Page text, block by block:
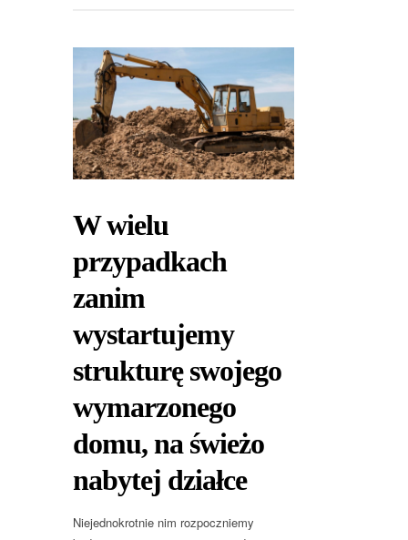
W wielu
przypadkach
zanim
wystartujemy
strukturę swojego
wymarzonego
domu, na świeżo
nabytej działce
Niejednokrotnie nim rozpoczniemy